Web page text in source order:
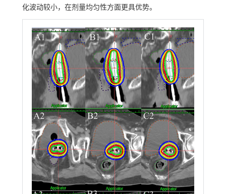
化波动较小，在剂量均匀性方面更具优势。